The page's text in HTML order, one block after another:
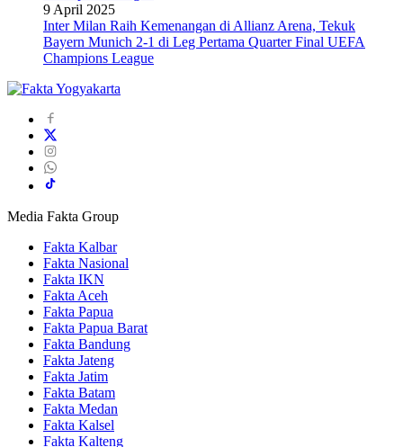
9 April 2025
Inter Milan Raih Kemenangan di Allianz Arena, Tekuk
Bayern Munich 2-1 di Leg Pertama Quarter Final UEFA
Champions League
Media Fakta Group
Fakta Kalbar
Fakta Nasional
Fakta IKN
Fakta Aceh
Fakta Papua
Fakta Papua Barat
Fakta Bandung
Fakta Jateng
Fakta Jatim
Fakta Batam
Fakta Medan
Fakta Kalsel
Fakta Kalteng